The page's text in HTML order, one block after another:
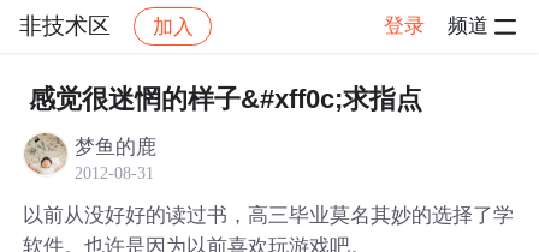
非技术区 加入 登录 频道
社区 非技术区 帖子详情
感觉很迷惘的样子&#xff0c;求指点
梦鱼的鹿
2012-08-31
以前从没好好的读过书，高三毕业莫名其妙的选择了学
软件。也许是因为以前喜欢玩游戏吧。